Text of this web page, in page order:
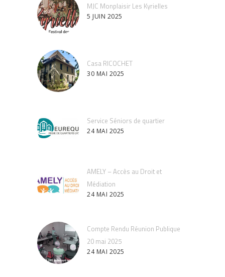
MJC Monplaisir Les Kyrielles
5 JUIN 2025
Casa RICOCHET
30 MAI 2025
Service Séniors de quartier
24 MAI 2025
AMELY – Accès au Droit et
Médiation
24 MAI 2025
Compte Rendu Réunion Publique
20 mai 2025
24 MAI 2025